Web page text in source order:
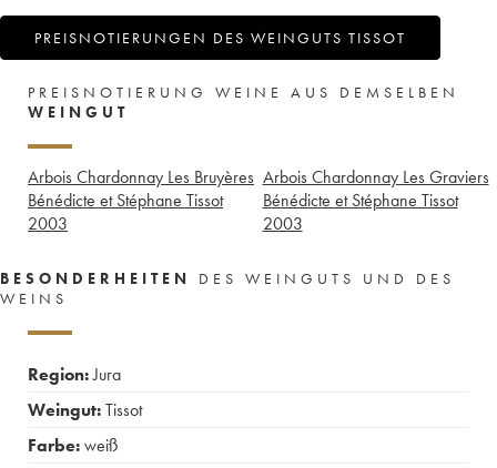
PREISNOTIERUNGEN DES WEINGUTS TISSOT
PREISNOTIERUNG WEINE AUS DEMSELBEN
WEINGUT
Arbois Chardonnay Les Bruyères
Bénédicte et Stéphane Tissot
2003
Arbois Chardonnay Les Graviers
Bénédicte et Stéphane Tissot
2003
BESONDERHEITEN
DES WEINGUTS UND DES
WEINS
Region:Jura
Weingut:Tissot
Farbe:weiß